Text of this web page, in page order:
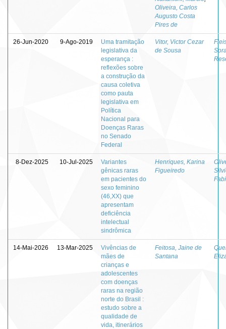
Oliveira, Carlos
Augusto Costa
Pires de
26-Jun-2020 9-Ago-2019
Uma tramitação
legislativa da
esperança :
reflexões sobre
a construção da
causa coletiva
como pauta
legislativa em
Política
Nacional para
Doenças Raras
no Senado
Federal
Vitor, Victor Cezar
de Sousa
8-Dez-2025 10-Jul-2025
Variantes
gênicas raras
em pacientes do
sexo feminino
(46,XX) que
apresentam
deficiência
intelectual
sindrômica
Henriques, Karina
Figueiredo
14-Mai-2026 13-Mar-2025
Vivências de
mães de
crianças e
adolescentes
com doenças
raras na região
norte do Brasil :
estudo sobre a
qualidade de
vida, itinerários
Feitosa, Jaine de
Santana